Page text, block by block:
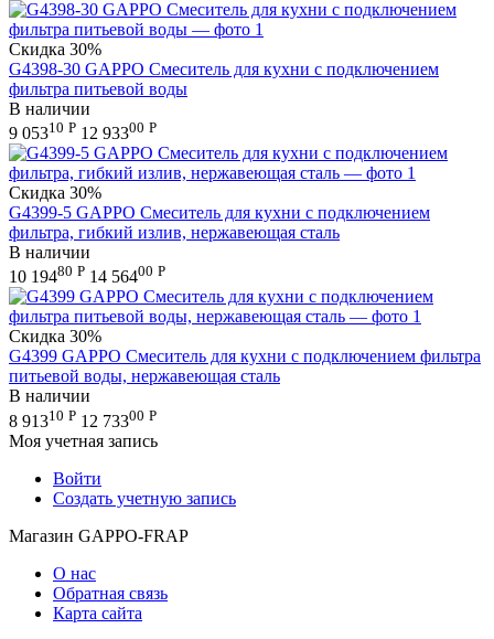
Скидка 30%
G4398-30 GAPPO Смеситель для кухни с подключением
фильтра питьевой воды
В наличии
9 05310 Р 12 93300 Р
Скидка 30%
G4399-5 GAPPO Смеситель для кухни с подключением
фильтра, гибкий излив, нержавеющая сталь
В наличии
10 19480 Р 14 56400 Р
Скидка 30%
G4399 GAPPO Смеситель для кухни с подключением фильтра
питьевой воды, нержавеющая сталь
В наличии
8 91310 Р 12 73300 Р
Моя учетная запись
Войти
Создать учетную запись
Магазин GAPPO-FRAP
О нас
Обратная связь
Карта сайта